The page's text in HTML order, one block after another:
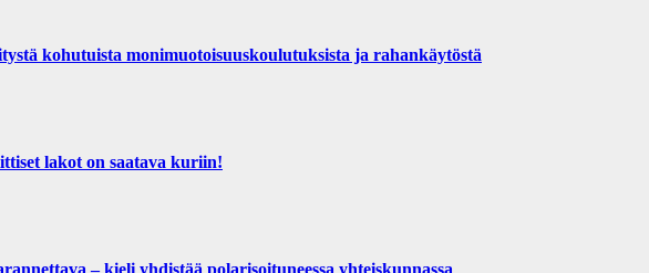
kohutuista monimuotoisuuskoulutuksista ja rahankäytöstä
lakot on saatava kuriin!
– kieli yhdistää polarisoituneessa yhteiskunnassa